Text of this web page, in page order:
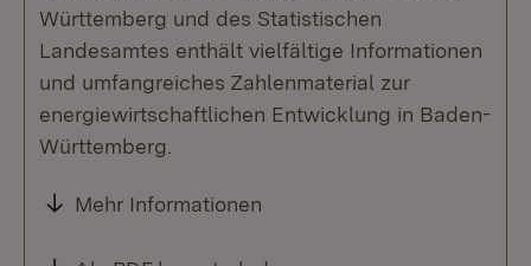
Württemberg und des Statistischen
Landesamtes enthält vielfältige Informationen
und umfangreiches Zahlenmaterial zur
energiewirtschaftlichen Entwicklung in Baden-
Württemberg.
Mehr Informationen